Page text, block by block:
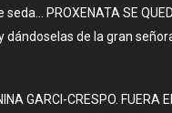
PROXENATA SE
de la gran
GARCI-CRESPO. FUERA